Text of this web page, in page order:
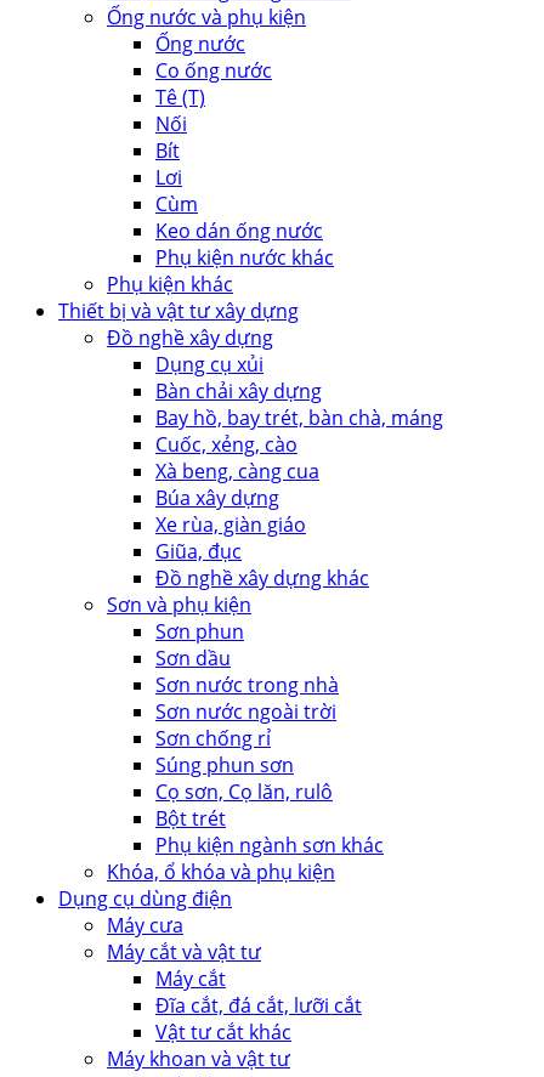
Ống nước và phụ kiện
Ống nước
Co ống nước
Tê (T)
Nối
Bít
Lơi
Cùm
Keo dán ống nước
Phụ kiện nước khác
Phụ kiện khác
Thiết bị và vật tư xây dựng
Đồ nghề xây dựng
Dụng cụ xủi
Bàn chải xây dựng
Bay hồ, bay trét, bàn chà, máng
Cuốc, xẻng, cào
Xà beng, càng cua
Búa xây dựng
Xe rùa, giàn giáo
Giũa, đục
Đồ nghề xây dựng khác
Sơn và phụ kiện
Sơn phun
Sơn dầu
Sơn nước trong nhà
Sơn nước ngoài trời
Sơn chống rỉ
Súng phun sơn
Cọ sơn, Cọ lăn, rulô
Bột trét
Phụ kiện ngành sơn khác
Khóa, ổ khóa và phụ kiện
Dụng cụ dùng điện
Máy cưa
Máy cắt và vật tư
Máy cắt
Đĩa cắt, đá cắt, lưỡi cắt
Vật tư cắt khác
Máy khoan và vật tư